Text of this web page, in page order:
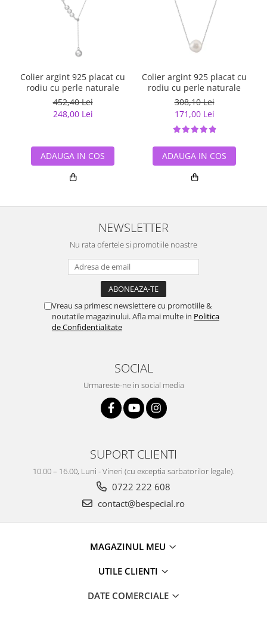
Colier argint 925 placat cu
rodiu cu perle naturale
452,40 Lei
248,00 Lei
ADAUGA IN COS
Colier argint 925 placat cu
rodiu cu perle naturale
308,10 Lei
171,00 Lei
ADAUGA IN COS
NEWSLETTER
Nu rata ofertele si promotiile noastre
Vreau sa primesc newslettere cu promotiile &
noutatile magazinului. Afla mai multe in Politica
de Confidentialitate
SOCIAL
Urmareste-ne in social media
SUPORT CLIENTI
10.00 – 16.00, Luni - Vineri (cu exceptia sarbatorilor legale).
0722 222 608
contact@bespecial.ro
MAGAZINUL MEU
UTILE CLIENTI
DATE COMERCIALE